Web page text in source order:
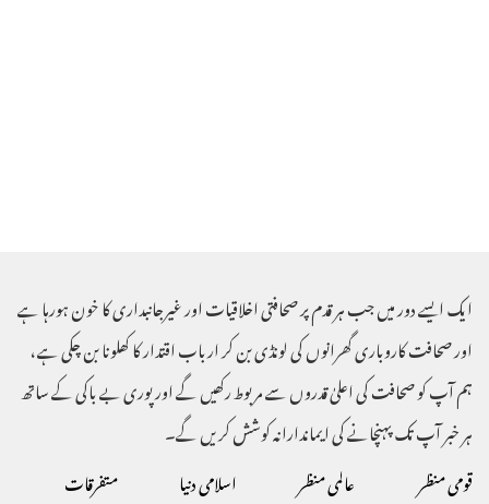
ایک ایسے دور میں جب ہر قدم پر صحافتی اخلاقیات اور غیرجانبداری کا خون ہورہا ہے
اور صحافت کاروباری گھرانوں کی لونڈی بن کر ارباب اقتدار کا کھلونا بن چکی ہے ،
ہم آپ کو صحافت کی اعلیٰ قدروں سے مربوط رکھیں گے اور پوری بے باکی کے ساتھ
ہر خبر آپ تک پہنچانے کی ایماندارانہ کوشش کریں گے۔
قومی منظر
عالمی منظر اسلامی دنیا متفرقات